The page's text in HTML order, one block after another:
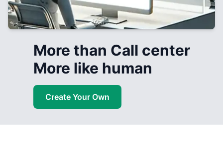
More than Call center
More like human
Create Your Own